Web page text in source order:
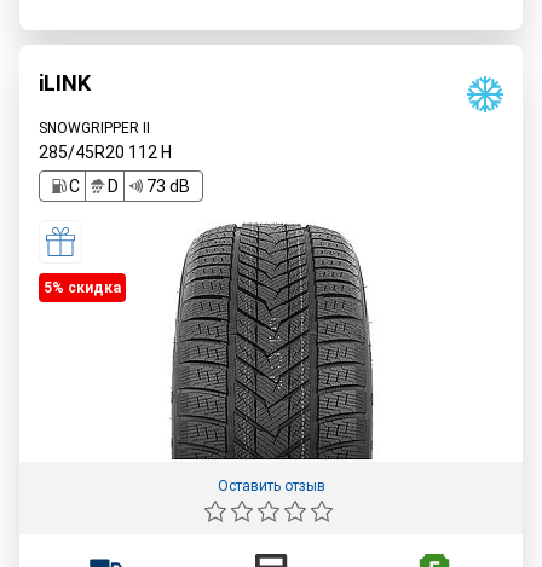
iLINK
SNOWGRIPPER II
285/45R20 112 H
C
D 73 dB
5% cкидка
Оставить отзыв